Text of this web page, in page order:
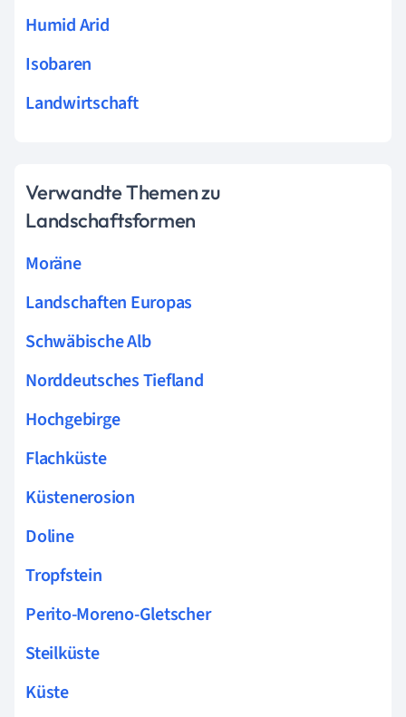
Humid Arid
Isobaren
Landwirtschaft
Verwandte Themen zu
Landschaftsformen
Moräne
Landschaften Europas
Schwäbische Alb
Norddeutsches Tiefland
Hochgebirge
Flachküste
Küstenerosion
Doline
Tropfstein
Perito-Moreno-Gletscher
Steilküste
Küste